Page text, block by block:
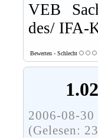
VEB
des/ IFA-
Bewerten - Schlecht
2006-08-
(Gelesen: